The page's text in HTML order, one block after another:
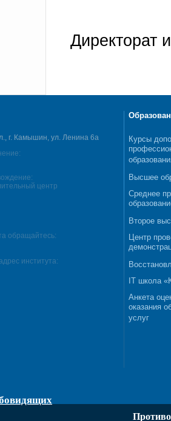
Директорат
г. Камышин, ул. Ленина 6а
центр
обращайтесь:
института:
Курсы
Высшее
Среднее
Второе
Центр
IT школа
Анкета
оказания
услуг